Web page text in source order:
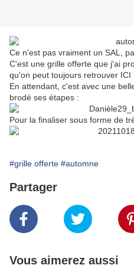
Ce n'est pas vraiment un SAL,
C'est une grille offerte que j'ai
qu'on peut toujours retrouver ICI
En attendant, c'est avec une
brodé ses étapes :
Pour la finaliser sous forme de
#grille offerte #automne
Partager
Vous aimerez aussi